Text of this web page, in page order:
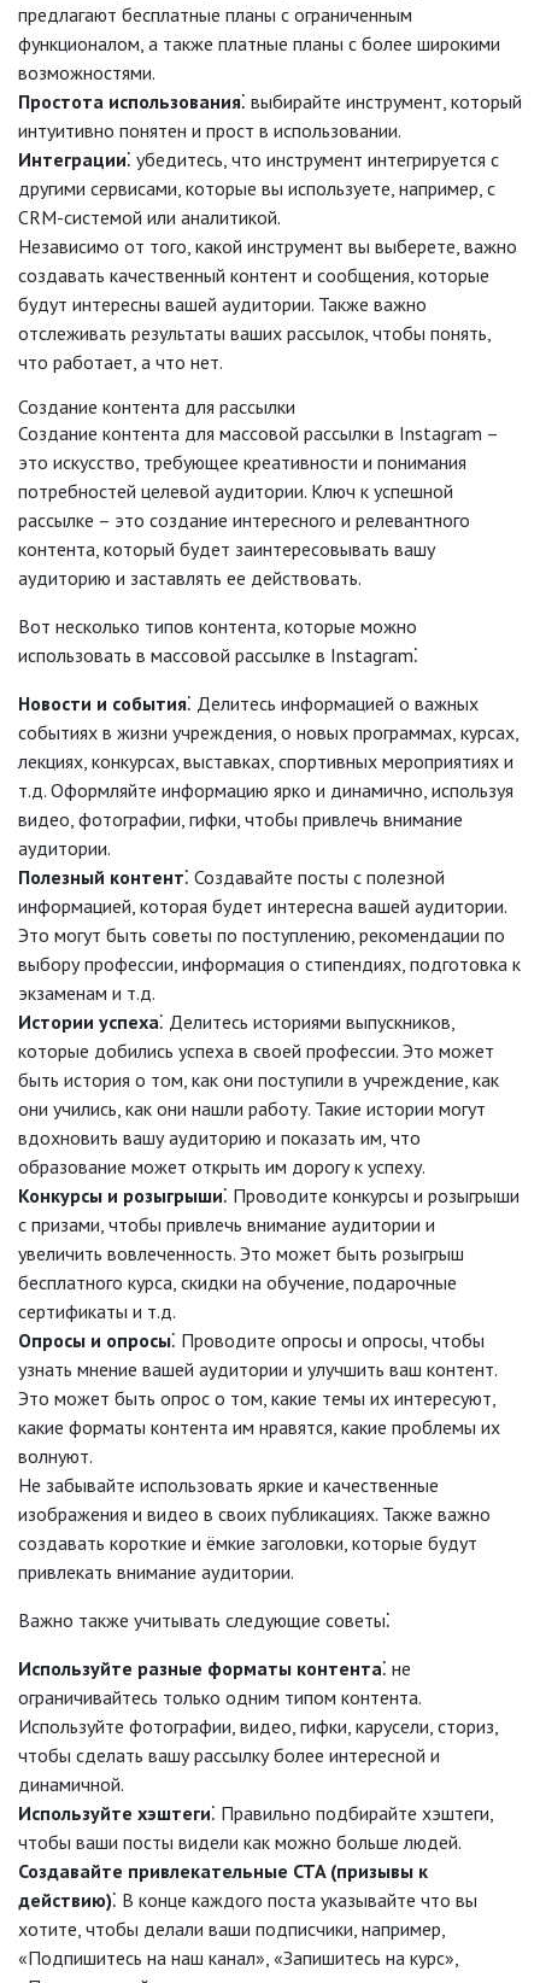
предлагают бесплатные планы с ограниченным
функционалом, а также платные планы с более широкими
возможностями.
Простота использования⁚ выбирайте инструмент, который
интуитивно понятен и прост в использовании.
Интеграции⁚ убедитесь, что инструмент интегрируется с
другими сервисами, которые вы используете, например, с
CRM-системой или аналитикой.
Независимо от того, какой инструмент вы выберете, важно
создавать качественный контент и сообщения, которые
будут интересны вашей аудитории. Также важно
отслеживать результаты ваших рассылок, чтобы понять,
что работает, а что нет.
Создание контента для рассылки
Создание контента для массовой рассылки в Instagram –
это искусство, требующее креативности и понимания
потребностей целевой аудитории. Ключ к успешной
рассылке – это создание интересного и релевантного
контента, который будет заинтересовывать вашу
аудиторию и заставлять ее действовать.
Вот несколько типов контента, которые можно
использовать в массовой рассылке в Instagram⁚
Новости и события⁚ Делитесь информацией о важных
событиях в жизни учреждения, о новых программах, курсах,
лекциях, конкурсах, выставках, спортивных мероприятиях и
т.д. Оформляйте информацию ярко и динамично, используя
видео, фотографии, гифки, чтобы привлечь внимание
аудитории.
Полезный контент⁚ Создавайте посты с полезной
информацией, которая будет интересна вашей аудитории.
Это могут быть советы по поступлению, рекомендации по
выбору профессии, информация о стипендиях, подготовка к
экзаменам и т.д.
Истории успеха⁚ Делитесь историями выпускников,
которые добились успеха в своей профессии. Это может
быть история о том, как они поступили в учреждение, как
они учились, как они нашли работу. Такие истории могут
вдохновить вашу аудиторию и показать им, что
образование может открыть им дорогу к успеху.
Конкурсы и розыгрыши⁚ Проводите конкурсы и розыгрыши
с призами, чтобы привлечь внимание аудитории и
увеличить вовлеченность. Это может быть розыгрыш
бесплатного курса, скидки на обучение, подарочные
сертификаты и т.д.
Опросы и опросы⁚ Проводите опросы и опросы, чтобы
узнать мнение вашей аудитории и улучшить ваш контент.
Это может быть опрос о том, какие темы их интересуют,
какие форматы контента им нравятся, какие проблемы их
волнуют.
Не забывайте использовать яркие и качественные
изображения и видео в своих публикациях. Также важно
создавать короткие и ёмкие заголовки, которые будут
привлекать внимание аудитории.
Важно также учитывать следующие советы⁚
Используйте разные форматы контента⁚ не
ограничивайтесь только одним типом контента.
Используйте фотографии, видео, гифки, карусели, сториз,
чтобы сделать вашу рассылку более интересной и
динамичной.
Используйте хэштеги⁚ Правильно подбирайте хэштеги,
чтобы ваши посты видели как можно больше людей.
Создавайте привлекательные CTA (призывы к
действию)⁚ В конце каждого поста указывайте что вы
хотите, чтобы делали ваши подписчики, например,
«Подпишитесь на наш канал», «Запишитесь на курс»,